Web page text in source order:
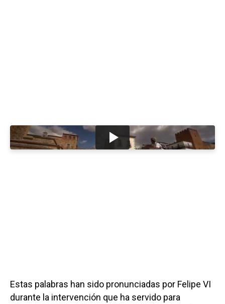
Estas palabras han sido pronunciadas por Felipe VI
durante la intervención que ha servido para